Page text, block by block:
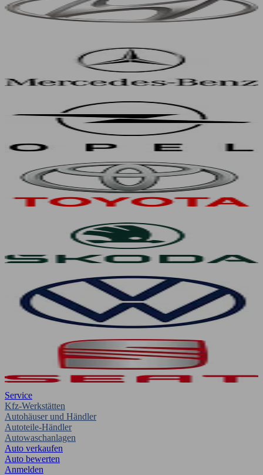
Service
Kfz-Werkstätten
Autohäuser und Händler
Autoteile-Händler
Autowaschanlagen
Auto verkaufen
Auto bewerten
Anmelden